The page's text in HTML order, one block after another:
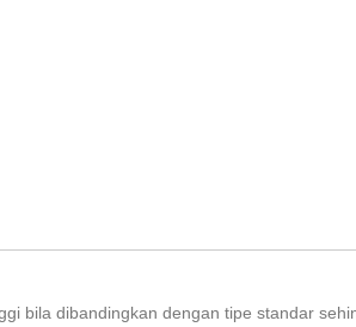
bila dibandingkan dengan tipe standar